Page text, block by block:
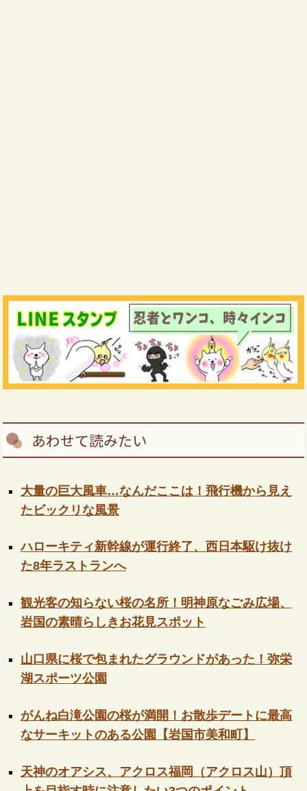
あわせて読みたい
大量の巨大風車…なんだここは！飛行機から見え
たビックリな風景
ハローキティ新幹線が運行終了、西日本駆け抜け
た8年ラストランへ
観光客の知らない桜の名所！明神原なごみ広場、
岩国の素晴らしきお花見スポット
山口県に桜で包まれたグラウンドがあった！弥栄
湖スポーツ公園
がんね白滝公園の桜が満開！お散歩デートに最高
なサーキットのある公園【岩国市美和町】
天神のオアシス、アクロス福岡（アクロス山）頂